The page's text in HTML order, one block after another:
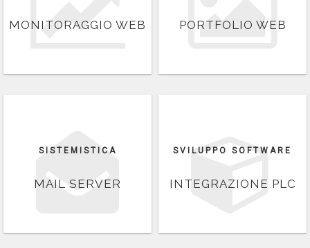
MONITORAGGIO WEB PORTFOLIO WEB
SISTEMISTICA
MAIL SERVER
SVILUPPO SOFTWARE
INTEGRAZIONE PLC